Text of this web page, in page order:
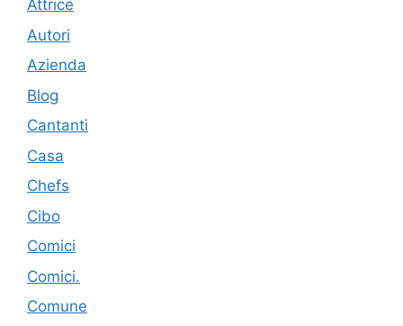
Attrice
Autori
Azienda
Blog
Cantanti
Casa
Chefs
Cibo
Comici
Comici.
Comune